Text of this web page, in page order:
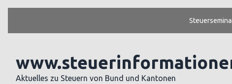
Aktuelles zu Steuern von Bund und Kantonen